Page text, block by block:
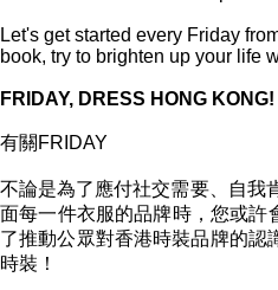
Let's get started every Friday
book, try to brighten up your life
FRIDAY, DRESS HONG KONG!
有關FRIDAY
不論是為了應付社交需要、自我
面每一件衣服的品牌時，您或許
了推動公眾對香港時裝品牌的
時裝！